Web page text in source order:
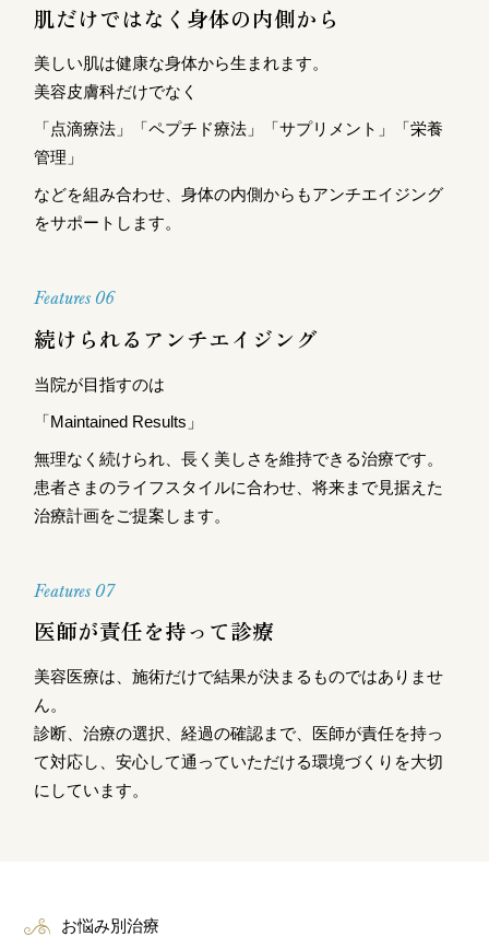
肌だけではなく身体の内側から
美しい肌は健康な身体から生まれます。
美容皮膚科だけでなく
「点滴療法」「ペプチド療法」「サプリメント」「栄養
管理」
などを組み合わせ、身体の内側からもアンチエイジング
をサポートします。
Features 06
続けられるアンチエイジング
当院が目指すのは
「Maintained Results」
無理なく続けられ、長く美しさを維持できる治療です。
患者さまのライフスタイルに合わせ、将来まで見据えた
治療計画をご提案します。
Features 07
医師が責任を持って診療
美容医療は、施術だけで結果が決まるものではありませ
ん。
診断、治療の選択、経過の確認まで、医師が責任を持っ
て対応し、安心して通っていただける環境づくりを大切
にしています。
お悩み別治療